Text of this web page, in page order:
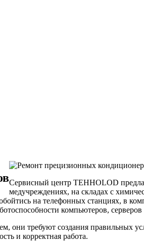
Сервисный центр TEHHOLOD
медучреждениях, на складах с
на телефонных станциях, в
компьютеров,
они требуют создания правильных
и корректная работа.